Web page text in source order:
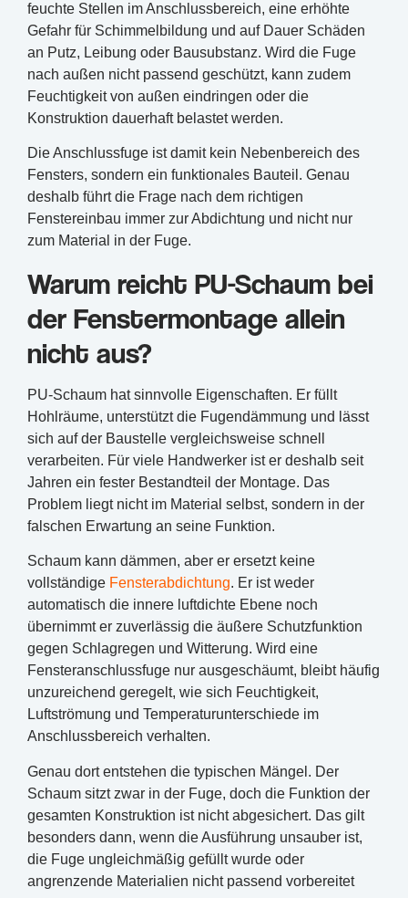
feuchte Stellen im Anschlussbereich, eine erhöhte
Gefahr für Schimmelbildung und auf Dauer Schäden
an Putz, Leibung oder Bausubstanz. Wird die Fuge
nach außen nicht passend geschützt, kann zudem
Feuchtigkeit von außen eindringen oder die
Konstruktion dauerhaft belastet werden.
Die Anschlussfuge ist damit kein Nebenbereich des
Fensters, sondern ein funktionales Bauteil. Genau
deshalb führt die Frage nach dem richtigen
Fenstereinbau immer zur Abdichtung und nicht nur
zum Material in der Fuge.
Warum reicht PU-Schaum bei
der Fenstermontage allein
nicht aus?
PU-Schaum hat sinnvolle Eigenschaften. Er füllt
Hohlräume, unterstützt die Fugendämmung und lässt
sich auf der Baustelle vergleichsweise schnell
verarbeiten. Für viele Handwerker ist er deshalb seit
Jahren ein fester Bestandteil der Montage. Das
Problem liegt nicht im Material selbst, sondern in der
falschen Erwartung an seine Funktion.
Schaum kann dämmen, aber er ersetzt keine
vollständige Fensterabdichtung. Er ist weder
automatisch die innere luftdichte Ebene noch
übernimmt er zuverlässig die äußere Schutzfunktion
gegen Schlagregen und Witterung. Wird eine
Fensteranschlussfuge nur ausgeschäumt, bleibt häufig
unzureichend geregelt, wie sich Feuchtigkeit,
Luftströmung und Temperaturunterschiede im
Anschlussbereich verhalten.
Genau dort entstehen die typischen Mängel. Der
Schaum sitzt zwar in der Fuge, doch die Funktion der
gesamten Konstruktion ist nicht abgesichert. Das gilt
besonders dann, wenn die Ausführung unsauber ist,
die Fuge ungleichmäßig gefüllt wurde oder
angrenzende Materialien nicht passend vorbereitet